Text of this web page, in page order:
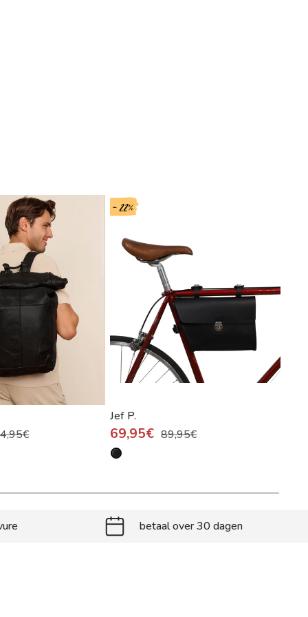
- 22%
Jef P.
69,95€ 89,95€
betaal over 30 dagen